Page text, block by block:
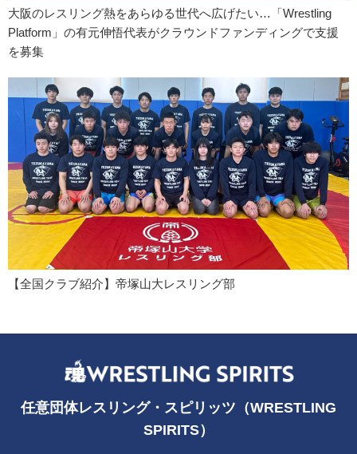
大阪のレスリング熱をあらゆる世代へ広げたい…「Wrestling
Platform」の有元伸悟代表がクラウンドファンディングで支援
を募集
【全国クラブ紹介】帝塚山大レスリング部
任意団体レスリング・スピリッツ（WRESTLING
SPIRITS）